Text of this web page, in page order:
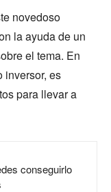
novedoso
la ayuda de un
el tema. En
inversor, es
para llevar a
conseguirlo